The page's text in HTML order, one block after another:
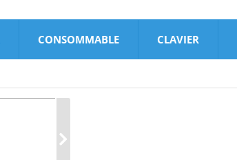
CONSOMMABLE CLAVIER